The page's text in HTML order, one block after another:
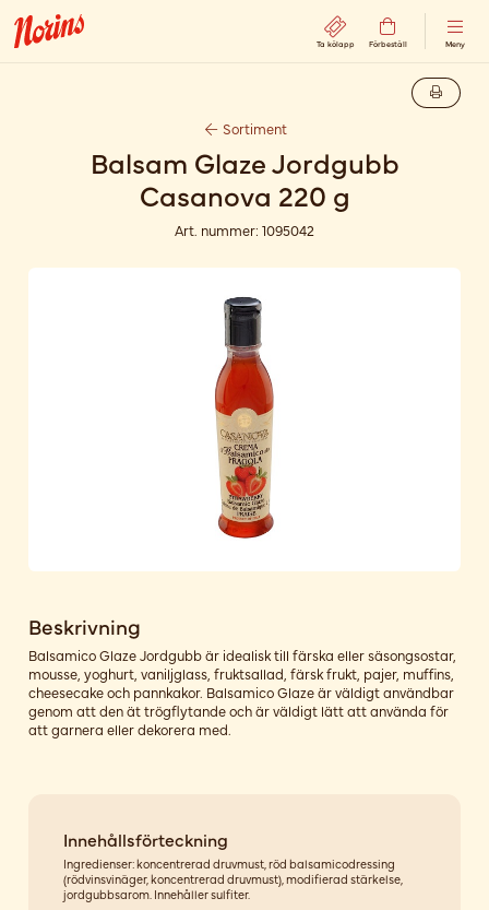
Ta kölapp Förbeställ Meny
Sortiment
Balsam Glaze Jordgubb
Casanova 220 g
Art. nummer: 1095042
Beskrivning
Balsamico Glaze Jordgubb är idealisk till färska eller säsongsostar,
mousse, yoghurt, vaniljglass, fruktsallad, färsk frukt, pajer, muffins,
cheesecake och pannkakor. Balsamico Glaze är väldigt användbar
genom att den ät trögflytande och är väldigt lätt att använda för
att garnera eller dekorera med.
Innehållsförteckning
Ingredienser: koncentrerad druvmust, röd balsamicodressing
(rödvinsvinäger, koncentrerad druvmust), modifierad stärkelse,
jordgubbsarom. Innehåller sulfiter.